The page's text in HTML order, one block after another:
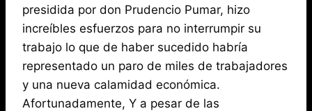
presidida por don Prudencio Pumar, hizo
increíbles esfuerzos para no interrumpir su
trabajo lo que de haber sucedido habría
representado un paro de miles de trabajadores
y una nueva calamidad económica.
Afortunadamente, Y a pesar de las